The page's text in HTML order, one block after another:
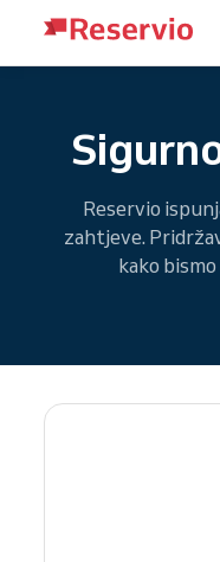
Reservio
zahtjeve.
kako